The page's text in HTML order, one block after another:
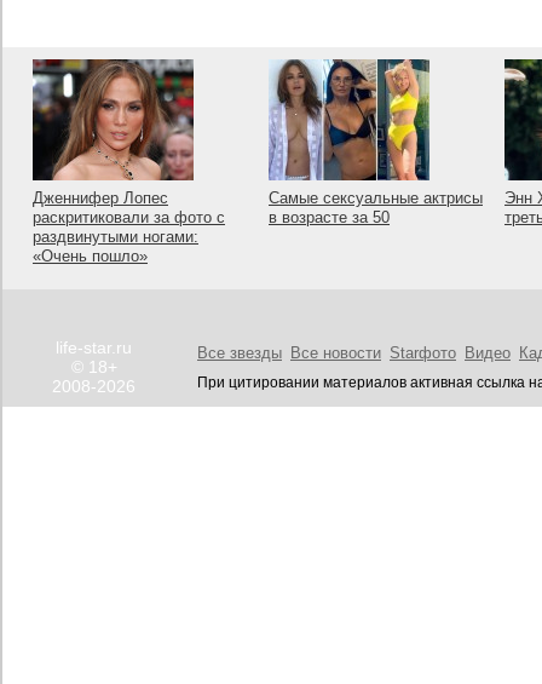
Дженнифер Лопес
раскритиковали за фото с
раздвинутыми ногами:
«Очень пошло»
Самые сексуальные актрисы
в возрасте за 50
Энн
life-star.ru
© 18+
2008-2026
Все звезды Все новости Starфото Видео
При цитировании материалов активная ссылка